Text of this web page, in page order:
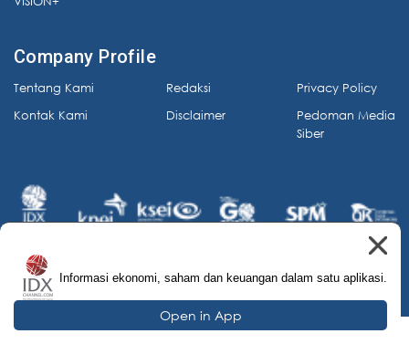
Company Profile
Tentang Kami
Kontak Kami
Redaksi
Disclaimer
Privacy Policy
Pedoman Media
Siber
© 2026 IDX Channel. All Rights Reserved.
Informasi ekonomi, saham dan keuangan dalam satu aplikasi.
Open in App